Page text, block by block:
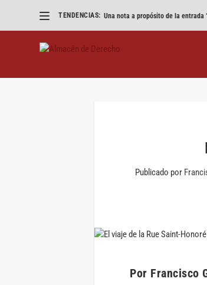
TENDENCIAS: Una nota a propósito de la entrada
Publicado por
Por Francisco